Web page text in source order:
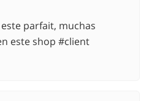
parfait, muchas
este shop #client